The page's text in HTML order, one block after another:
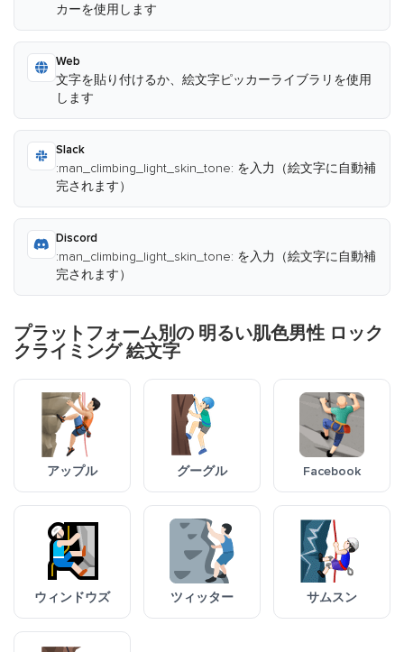
カーを使用します
Web
文字を貼り付けるか、絵文字ピッカーライブラリを使用
します
Slack
:man_climbing_light_skin_tone: を入力（絵文字に自動補
完されます）
Discord
:man_climbing_light_skin_tone: を入力（絵文字に自動補
完されます）
プラットフォーム別の 明るい肌色男性 ロック
クライミング 絵文字
アップル グーグル Facebook
ウィンドウズ ツィッター サムスン